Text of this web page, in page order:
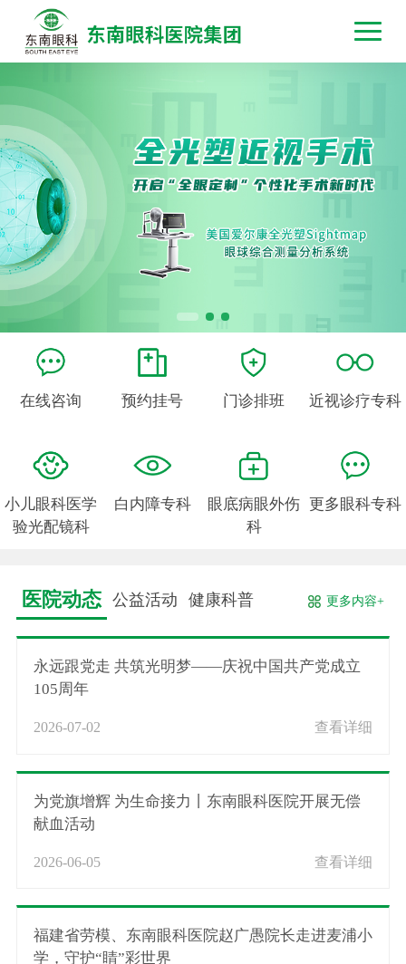
在线咨询 预约挂号 门诊排班 近视诊疗专科
小儿眼科医学
验光配镜科
白内障专科
眼底病眼外伤
科
更多眼科专科
医院动态 公益活动 健康科普 更多内容+
永远跟党走 共筑光明梦——庆祝中国共产党成立
105周年
2026-07-02 查看详细
为党旗增辉 为生命接力丨东南眼科医院开展无偿
献血活动
2026-06-05 查看详细
福建省劳模、东南眼科医院赵广愚院长走进麦浦小
学，守护“睛”彩世界